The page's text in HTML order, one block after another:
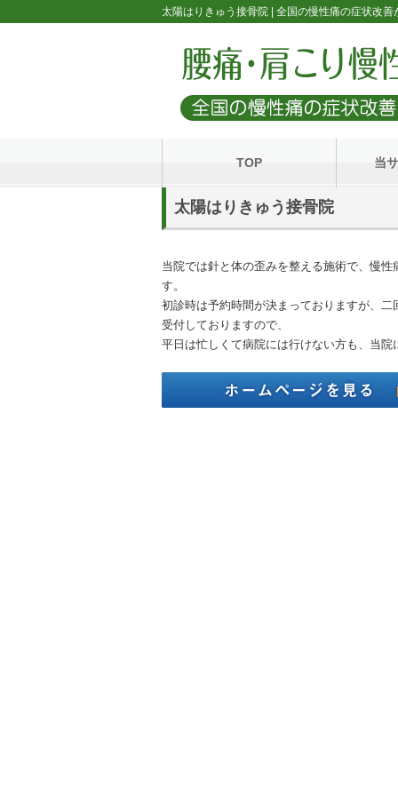
太陽はりきゅう接骨院 | 全国の慢性痛の症状改
TOP 当
太陽はりきゅう接骨院
当院では針と体の歪みを整える施術で、慢性
す。
初診時は予約時間が決まっておりますが、二
受付しておりますので、
平日は忙しくて病院には行けない方も、当院